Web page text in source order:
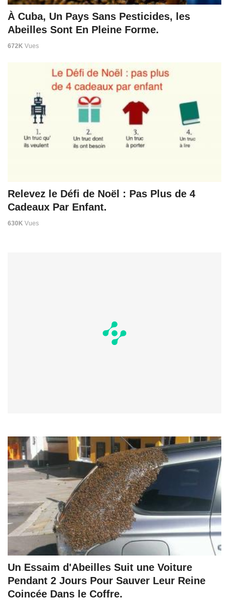
À Cuba, Un Pays Sans Pesticides, les
Abeilles Sont En Pleine Forme.
672K Vues
Relevez le Défi de Noël : Pas Plus de 4
Cadeaux Par Enfant.
630K Vues
Un Essaim d'Abeilles Suit une Voiture
Pendant 2 Jours Pour Sauver Leur Reine
Coincée Dans le Coffre.